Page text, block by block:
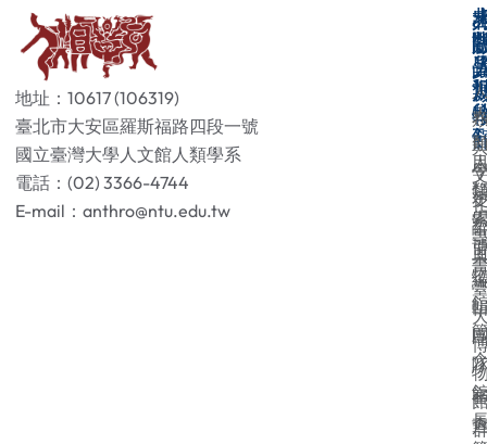
地址：10617 (106319)
臺北市大安區羅斯福路四段一號
國立臺灣大學人文館人類學系
電話：(02) 3366-4744
E-mail：anthro@ntu.edu.tw